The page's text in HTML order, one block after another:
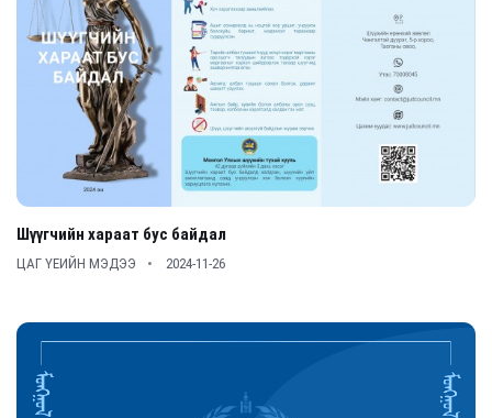
Шүүгчийн хараат бус байдал
ЦАГ ҮЕИЙН МЭДЭЭ 2024-11-26